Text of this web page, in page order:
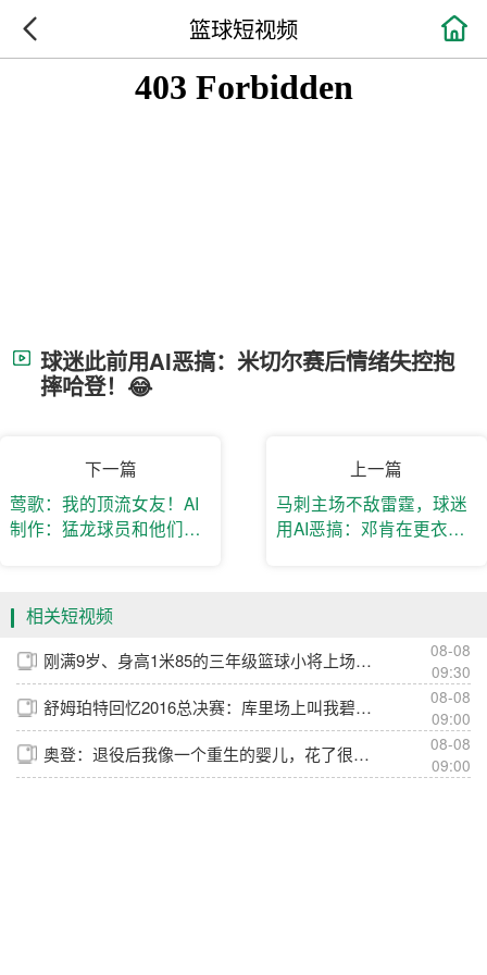
 篮球短视频
球迷此前用AI恶搞：米切尔赛后情绪失控抱
摔哈登！😂
下一篇
莺歌：我的顶流女友！AI
制作：猛龙球员和他们的
上一篇
马刺主场不敌雷霆，球迷
用AI恶搞：邓肯在更衣室
相关短视频
刚满9岁、身高1米85的三年级篮球小将上场，对手：请输入文本😂
08-08
09:30
舒姆珀特回忆2016总决赛：库里场上叫我碧池，克莱真的准备要揍我
08-08
09:00
奥登：退役后我像一个重生的婴儿，花了很长时间才找到自己
08-08
09:00